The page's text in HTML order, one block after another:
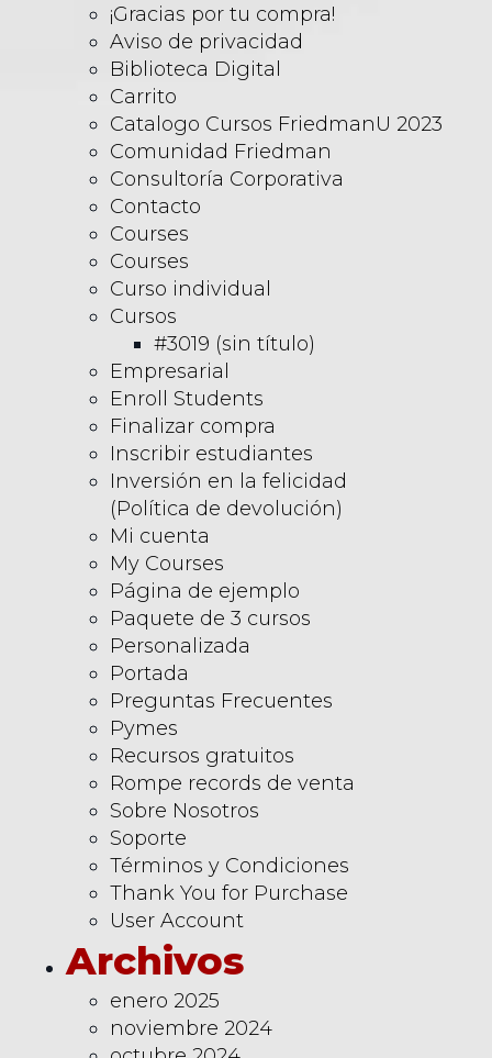
¡Gracias por tu compra!
Aviso de privacidad
Biblioteca Digital
Carrito
Catalogo Cursos FriedmanU 2023
Comunidad Friedman
Consultoría Corporativa
Contacto
Courses
Courses
Curso individual
Cursos
#3019 (sin título)
Empresarial
Enroll Students
Finalizar compra
Inscribir estudiantes
Inversión en la felicidad
(Política de devolución)
Mi cuenta
My Courses
Página de ejemplo
Paquete de 3 cursos
Personalizada
Portada
Preguntas Frecuentes
Pymes
Recursos gratuitos
Rompe records de venta
Sobre Nosotros
Soporte
Términos y Condiciones
Thank You for Purchase
User Account
Archivos
enero 2025
noviembre 2024